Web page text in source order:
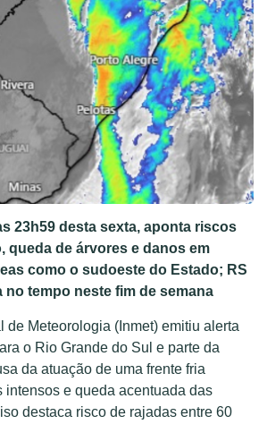
23h59 desta sexta, aponta riscos
queda de árvores e danos em
como o sudoeste do Estado; RS
no tempo neste fim de semana
de Meteorologia (Inmet) emitiu alerta
o Rio Grande do Sul e parte da
da atuação de uma frente fria
intensos e queda acentuada das
destaca risco de rajadas entre 60